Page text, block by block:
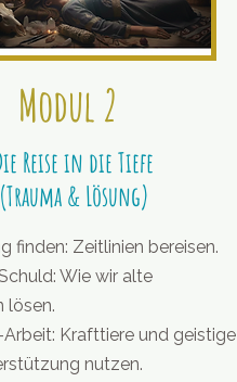
Modul 2
Reise in die Tiefe
(Trauma & Lösung)
finden: Zeitlinien bereisen.
Wie wir alte
lösen.
Krafttiere und geistige
nutzen.